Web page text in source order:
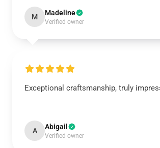
M Madeline
Verified owner
Exceptional craftsmanship, truly
A Abigail
Verified owner